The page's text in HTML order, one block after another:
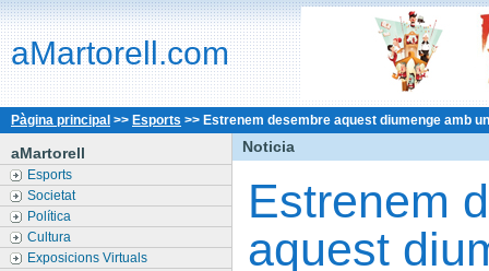
aMartorell.com
Pàgina principal >> Esports >> Estrenem desembre aquest diumenge amb
aMartorell
Esports
Societat
Política
Cultura
Exposicions Virtuals
Noticia
Estrenem
aquest